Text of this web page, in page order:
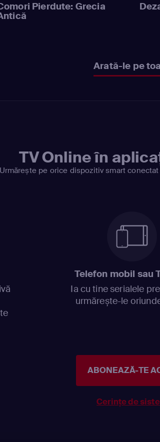
Pierdute: Grecia
Arată-le pe
TV Online în
Urmărește pe orice dispozitiv smart
Telefon mobil sau
Ia cu tine serialele
urmărește-le
ABONEAZĂ-TE
Cerințe de